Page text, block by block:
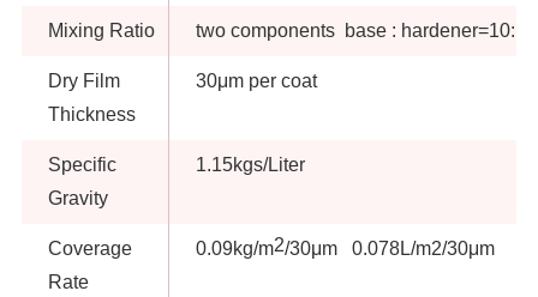
Mixing Ratio two components base : hardener=10:1
Dry Film
Thickness
30μm per coat
Specific
Gravity
1.15kgs/Liter
Coverage
Rate
0.09kg/m2/30μm 0.078L/m2/30μm